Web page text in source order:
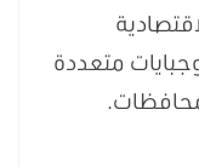
متعددة